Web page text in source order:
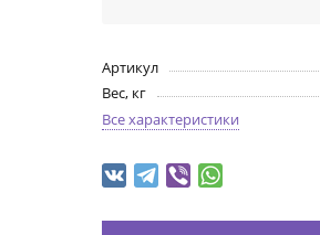
Артикул
Вес, кг
Все характеристики